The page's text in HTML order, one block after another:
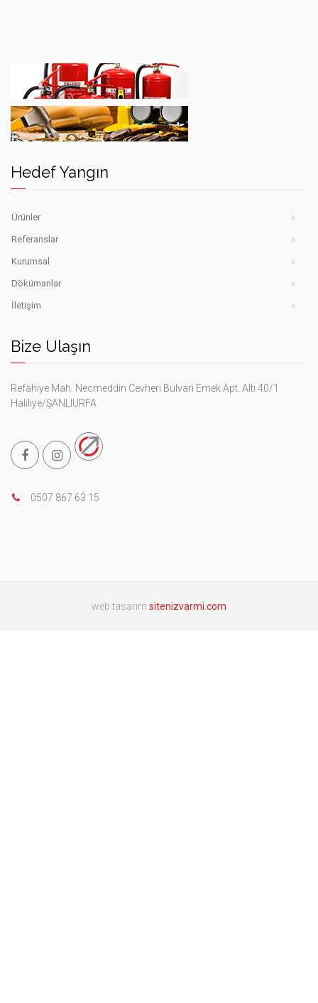
Hedef
yangın
söndürme
Şanlıurfa
güvenlik
ekipmanları
Hedef Yangın
Ürünler
Referanslar
Kurumsal
Dökümanlar
İletişim
Bize Ulaşın
Refahiye Mah. Necmeddin Cevheri Bulvari Emek Apt. Altı 40/1
Haliliye/ŞANLIURFA
0507 867 63 15
web tasarım sitenizvarmi.com